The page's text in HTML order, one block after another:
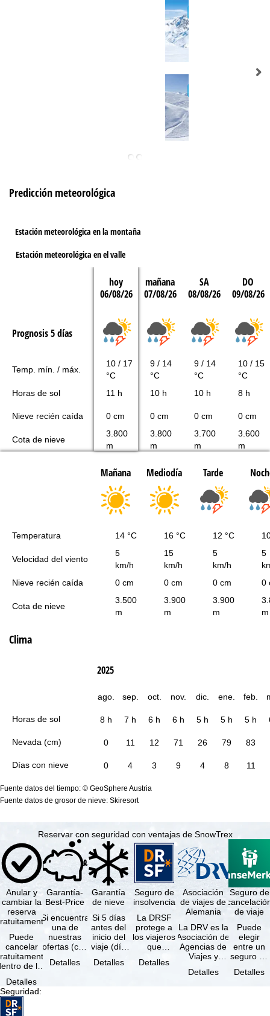
Predicción meteorológica
Estación meteorológica en la montaña
Estación meteorológica en el valle
hoy
06/08/26
mañana
07/08/26
SA
08/08/26
DO
09/08/26
Prognosis 5 días
Temp. mín. / máx.
10 / 17
°C
9 / 14
°C
9 / 14
°C
10 / 15
°C
Horas de sol
11 h 10 h 10 h 8 h
Nieve recién caída 0 cm 0 cm 0 cm 0 cm
Cota de nieve
3.800
m
3.800
m
3.700
m
3.600
m
Mañana Mediodía Tarde
Temperatura 14 °C 16 °C 12 °C
Velocidad del viento
5
km/h
15
km/h
5
km/h
5
Nieve recién caída
0 cm 0 cm 0 cm 0
Cota de nieve
3.500
m
3.900
m
3.900
m
m
Clima
Horas de sol
Nevada (cm)
Días con nieve
2025
ago. sep. oct. nov. dic. ene. feb.
8 h 7 h 6 h 6 h 5 h 5 h 5 h
0 11 12 71 26 79 83
0 4 3 9 4 8 11
Fuente datos del tiempo: © GeoSphere Austria
Fuente datos de grosor de nieve: Skiresort
Reservar con seguridad con ventajas de SnowTrex
Anular y
cambiar la
reserva
Puede
cancelar
de los
a
reserva, …
Detalles
Garantía-
Best-Price
Si encuentra
una de
nuestras
ofertas (con
prestaciones
Detalles
Garantía
de nieve
Si 5 días
antes del
inicio del
viaje (día
ninguna de
Detalles
Seguro de
insolvencia
La DRSF
protege a
los viajeros
que
viaje
Detalles
Asociación
de viajes de
Alemania
La DRV es la
Asociación de
Agencias de
Viajes y
más grande
Detalles
Seguro de
de viaje
Puede
elegir
entre un
seguro de
de viaje
Detalles
Seguridad: